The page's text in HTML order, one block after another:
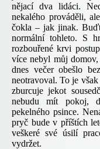
nějací dva lidáci.
nekalého prováděli,
čokla – jak jinak.
normální tohleto. S
rozbouřené krvi
více nebyl můj
dnes večer obešlo
neotravoval. To je
zburcuje jekot
nebudu mít pokoj,
pekelného psince.
pryč bude v příštích
veškeré své úsilí
vydržet.